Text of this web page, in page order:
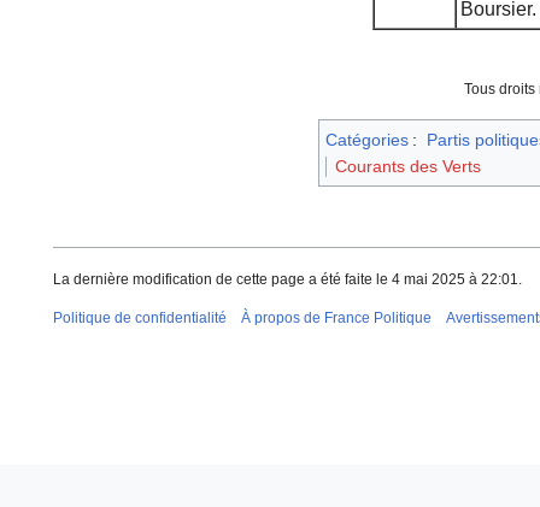
Boursier.
Tous
Catégories :
Partis
Courants des Verts
La dernière modification de cette page a été faite le 4 mai 2025 à 22:01.
Politique de confidentialité À propos de France Politique